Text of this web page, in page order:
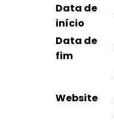
Data de
início
Data de
fim
Website